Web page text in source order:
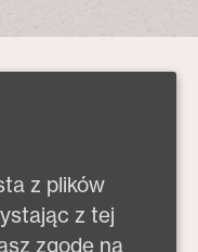
z plików
z tej
zgodę na